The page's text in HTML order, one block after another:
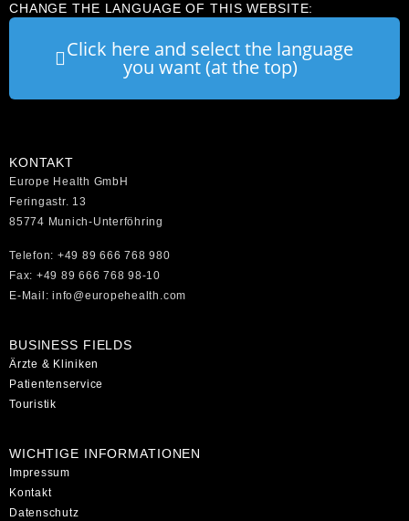
CHANGE THE LANGUAGE OF THIS WEBSITE:
Click here and select the language
you want (at the top)
KONTAKT
Europe Health GmbH
Feringastr. 13
85774 Munich-Unterföhring
Telefon: +49 89 666 768 980
Fax: +49 89 666 768 98-10
E-Mail: info@europehealth.com
BUSINESS FIELDS
Ärzte & Kliniken
Patientenservice
Touristik
WICHTIGE INFORMATIONEN
Impressum
Kontakt
Datenschutz